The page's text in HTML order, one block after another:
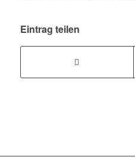
Eintrag teilen